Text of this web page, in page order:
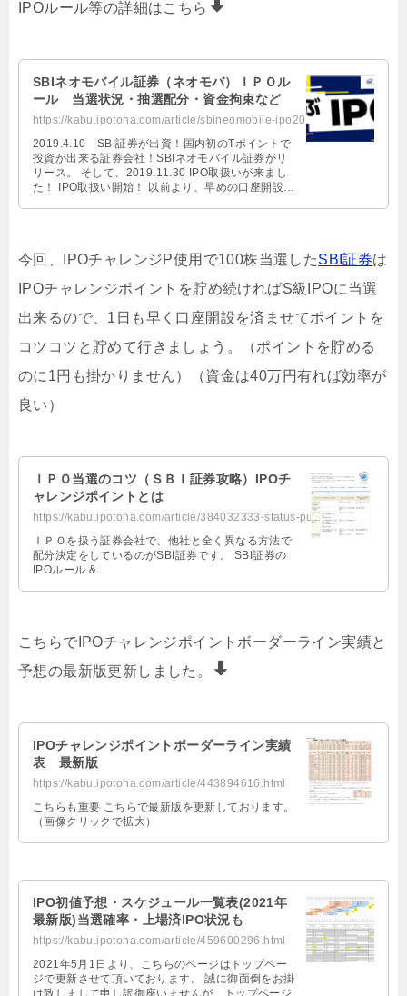
IPOルール等の詳細はこちら
SBIネオモバイル証券（ネオモバ）ＩＰＯル
ール 当選状況・抽選配分・資金拘束など
https://kabu.ipotoha.com/article/sbineomobile-ipo20190411.html
2019.4.10 SBI証券が出資！国内初のTポイントで
投資が出来る証券会社！SBIネオモバイル証券がリ
リース。 そして、2019.11.30 IPO取扱いが来まし
た！ IPO取扱い開始！ 以前より、早めの口座開設を
今回、IPOチャレンジP使用で100株当選したSBI証券は
IPOチャレンジポイントを貯め続ければS級IPOに当選
出来るので、1日も早く口座開設を済ませてポイントを
コツコツと貯めて行きましょう。（ポイントを貯める
のに1円も掛かりません）（資金は40万円有れば効率が
良い）
ＩＰＯ当選のコツ（ＳＢＩ証券攻略）IPOチ
ャレンジポイントとは
https://kabu.ipotoha.com/article/384032333-status-publish.html
ＩＰＯを扱う証券会社で、他社と全く異なる方法で
配分決定をしているのがSBI証券です。 SBI証券の
IPOルール &
こちらでIPOチャレンジポイントボーダーライン実績と
予想の最新版更新しました。
IPOチャレンジポイントボーダーライン実績
表 最新版
https://kabu.ipotoha.com/article/443894616.html
こちらも重要 こちらで最新版を更新しております。
（画像クリックで拡大）
IPO初値予想・スケジュール一覧表(2021年
最新版)当選確率・上場済IPO状況も
https://kabu.ipotoha.com/article/459600296.html
2021年5月1日より、こちらのページはトップペー
ジで更新させて頂いております。 誠に御面倒をお掛
け致しまして申し訳御座いませんが、トップページ